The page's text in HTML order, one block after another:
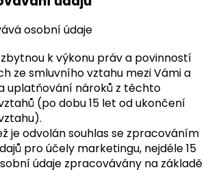
osobní údaje
k výkonu práv a povinností
ze smluvního vztahu mezi Vámi a
uplatňování nároků z těchto
(po dobu 15 let od ukončení
je odvolán souhlas se zpracováním
pro účely marketingu, nejdéle 15
údaje zpracovávány na základě